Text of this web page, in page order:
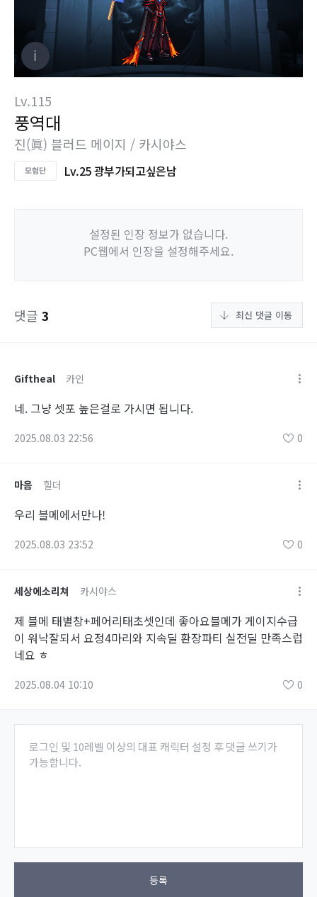
Lv.115
풍역대
진(眞) 블러드 메이지 / 카시야스
Lv.25 광부가되고싶은남
설정된 인장 정보가 없습니다.
PC웹에서 인장을 설정해주세요.
댓글 3 최신 댓글 이동
Giftheal 카인
네. 그냥 셋포 높은걸로 가시면 됩니다.
2025.08.03 22:56 0
마음 힐더
우리 블메에서만나!
2025.08.03 23:52 0
세상에소리쳐 카시야스
제 블메 태별창+페어리태초셋인데 좋아요블메가 게이지수급
이 워낙잘되서 요정4마리와 지속딜 환장파티 실전딜 만족스럽
네요 ㅎ
2025.08.04 10:10 0
로그인 및 10레벨 이상의 대표 캐릭터 설정 후 댓글 쓰기가
가능합니다.
등록